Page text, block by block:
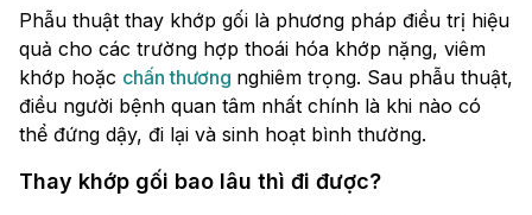
Phẫu thuật thay khớp gối là phương pháp điều trị hiệu
quả cho các trường hợp thoái hóa khớp nặng, viêm
khớp hoặc chấn thương nghiêm trọng. Sau phẫu thuật,
điều người bệnh quan tâm nhất chính là khi nào có
thể đứng dậy, đi lại và sinh hoạt bình thường.
Thay khớp gối bao lâu thì đi được?